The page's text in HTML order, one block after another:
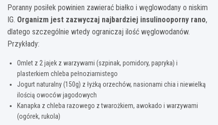
Poranny posiłek powinien zawierać białko i węglowodany o niskim
IG. Organizm jest zazwyczaj najbardziej insulinooporny rano,
dlatego szczególnie wtedy ograniczaj ilość węglowodanów.
Przykłady:
Omlet z 2 jajek z warzywami (szpinak, pomidory, papryka) i
plasterkiem chleba pełnoziarnistego
Jogurt naturalny (150g) z łyżką orzechów, nasionami chia i niewielką
ilością owoców jagodowych
Kanapka z chleba razowego z twarożkiem, awokado i warzywami
(ogórek, rukola)